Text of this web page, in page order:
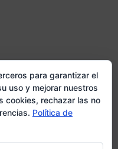
y devoluciones
para garantizar el
uso y mejorar nuestros
cookies, rechazar las no
Política de